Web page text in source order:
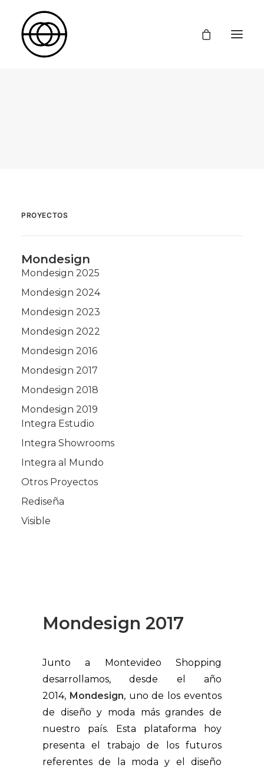
PROYECTOS
Mondesign
Mondesign 2025
Mondesign 2024
Mondesign 2023
Mondesign 2022
Mondesign 2016
Mondesign 2017
Mondesign 2018
Mondesign 2019
Integra Estudio
Integra Showrooms
Integra al Mundo
Otros Proyectos
Rediseña
Visible
Mondesign 2017
Junto a Montevideo Shopping
desarrollamos, desde el año
2014, Mondesign, uno de los eventos
de diseño y moda más grandes de
nuestro país. Esta plataforma hoy
presenta el trabajo de los futuros
referentes de la moda y el diseño